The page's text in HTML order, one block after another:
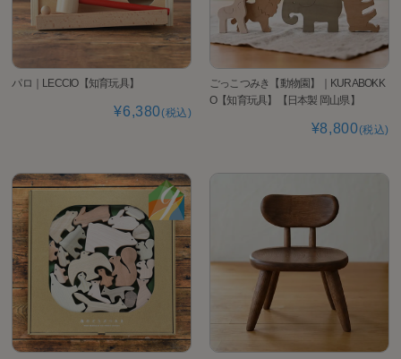
パロ｜LECCIO【知育玩具】
¥6,380(税込)
ごっこつみき【動物園】｜KURABOKK
O【知育玩具】【日本製 岡山県】
¥8,800(税込)